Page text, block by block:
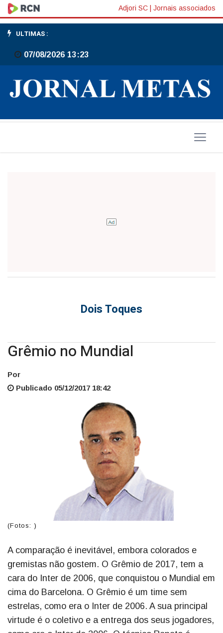
Grêmio
no
Mundial
Adjori SC Jornais associados
ULTIMAS :
07/08/2026 13:23
Dois Toques
Grêmio no Mundial
Por
Publicado 05/12/2017 18:42
(Fotos: )
A comparação é inevitável, embora colorados e
gremistas não gostem. O Grêmio de 2017, tem a
cara do Inter de 2006, que conquistou o Mundial em
cima do Barcelona. O Grêmio é um time sem
estrelas, como era o Inter de 2006. A sua principal
virtude é o coletivo e a entrega dos seus jogadores,